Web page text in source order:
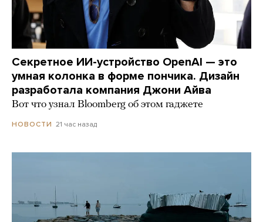
Секретное ИИ-устройство OpenAI — это
умная колонка в форме пончика. Дизайн
разработала компания Джони Айва
Вот что узнал Bloomberg об этом гаджете
НОВОСТИ 21 час назад